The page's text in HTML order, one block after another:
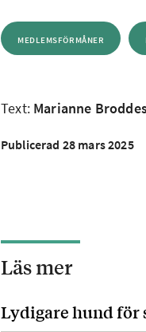
MEDLEMSFÖRMÅNER
Text: Marianne
Publicerad 28 mars 2025
Läs mer
Lydigare hund för